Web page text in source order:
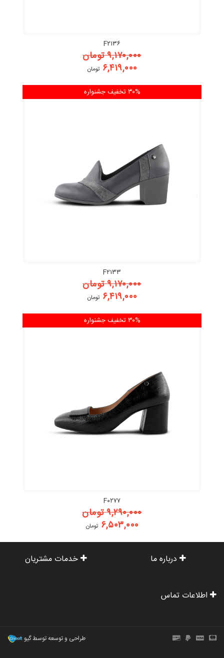
F۲۱۳۶
۹,۱۷۰,۰۰۰تومان
۶,۴۱۹,۰۰۰ تومان
F۲۱۳۳
۹,۱۷۰,۰۰۰تومان
۶,۴۱۹,۰۰۰ تومان
۳۰% تخفیف جشنواره
F۰۲۷۷
۹,۲۹۰,۰۰۰تومان
۶,۵۰۳,۰۰۰ تومان
۳۰% تخفیف جشنواره
درباره ما خدمات مشتریان
اطلاعات تماس
طراحی و توسعه توسط گیو